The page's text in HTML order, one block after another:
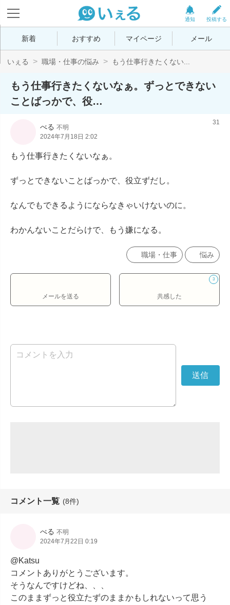
投稿する
通知
新着 おすすめ マイページ メール
いぇる 職場・仕事の悩み もう仕事行きたくない...
もう仕事行きたくないなぁ。ずっとできない
ことばっかで、役…
べる 不明
2024年7月18日 2:02
31
もう仕事行きたくないなぁ。
ずっとできないことばっかで、役立ずだし。
なんでもできるようにならなきゃいけないのに。
わかんないことだらけで、もう嫌になる。
職場・仕事 悩み
メールを送る
3
共感した
コメント一覧 (8件)
べる 不明
2024年7月22日 0:19
@Katsu
コメントありがとうございます。
そうなんですけどね、、、
このままずっと役立たずのままかもしれないって思う